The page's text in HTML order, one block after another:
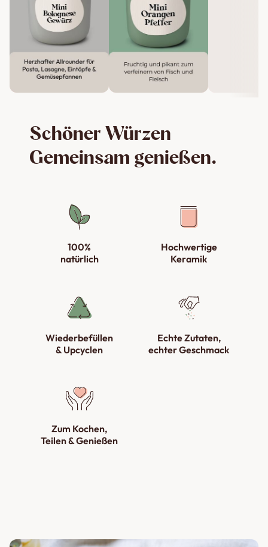
Schöner Würzen
Gemeinsam genießen.
100%
natürlich
Hochwertige
Keramik
Wiederbefüllen
& Upcyclen
Echte Zutaten,
echter Geschmack
Zum Kochen,
Teilen & Genießen